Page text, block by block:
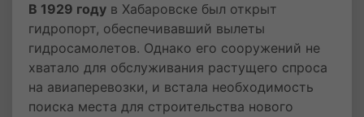
В 1929 году в Хабаровске был открыт
гидропорт, обеспечивавший вылеты
гидросамолетов. Однако его сооружений не
хватало для обслуживания растущего спроса
на авиаперевозки, и встала необходимость
поиска места для строительства нового